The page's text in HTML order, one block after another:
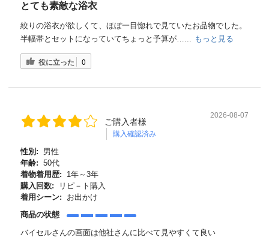
とても素敵な浴衣
絞りの浴衣が欲しくて、ほぼ一目惚れで見ていたお品物でした。
半幅帯とセットになっていてちょっと予算が…... もっと見る
役に立った 0
ご購入者様
購入確認済み
2026-08-07
性別:
男性
年齢: 50代
着物着用歴:
1年～3年
購入回数:
リピ－ト購入
着用シーン:
お出かけ
商品の状態
バイセルさんの画面は他社さんに比べて見やすくて良い